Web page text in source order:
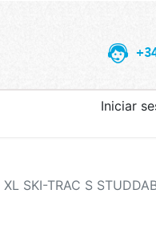
Iniciar
SKI-TRAC S